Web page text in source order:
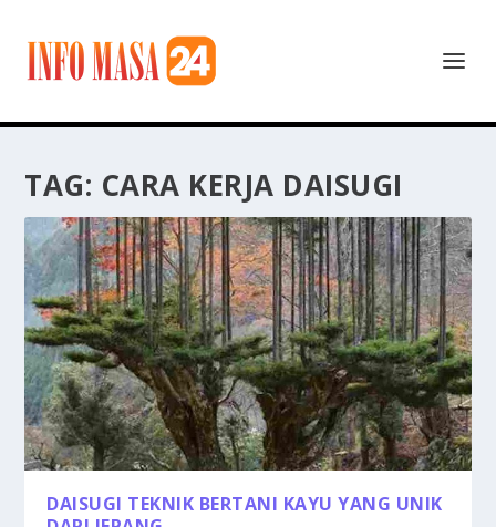
TAG: CARA KERJA DAISUGI
DAISUGI TEKNIK BERTANI KAYU YANG UNIK